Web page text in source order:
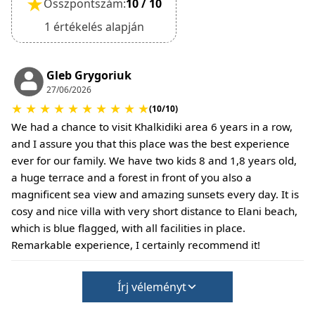
Összpontszám:10 / 10
1 értékelés alapján
Gleb Grygoriuk
27/06/2026
★ ★ ★ ★ ★ ★ ★ ★ ★ ★(10/10)
We had a chance to visit Khalkidiki area 6 years in a row,
and I assure you that this place was the best experience
ever for our family. We have two kids 8 and 1,8 years old,
a huge terrace and a forest in front of you also a
magnificent sea view and amazing sunsets every day. It is
cosy and nice villa with very short distance to Elani beach,
which is blue flagged, with all facilities in place.
Remarkable experience, I certainly recommend it!
Írj véleményt